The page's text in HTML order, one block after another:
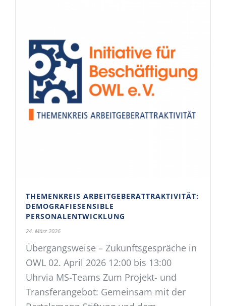
THEMENKREIS ARBEITGEBERATTRAKTIVITÄT:
DEMOGRAFIESENSIBLE
PERSONALENTWICKLUNG
24. März 2026
Übergangsweise – Zukunftsgespräche in
OWL 02. April 2026 12:00 bis 13:00
Uhrvia MS-Teams Zum Projekt- und
Transferangebot: Gemeinsam mit der